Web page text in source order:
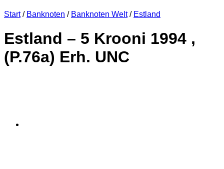
Start / Banknoten / Banknoten Welt / Estland
Estland – 5 Krooni 1994 ,
(P.76a) Erh. UNC